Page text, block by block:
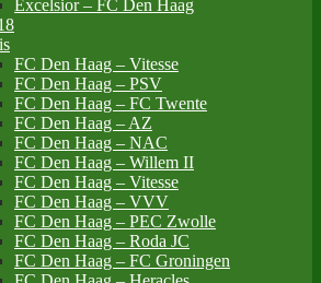
Excelsior – FC Den Haag
FC Den Haag – Vitesse
FC Den Haag – PSV
FC Den Haag – FC Twente
FC Den Haag – AZ
FC Den Haag – NAC
FC Den Haag – Willem II
FC Den Haag – Vitesse
FC Den Haag – VVV
FC Den Haag – PEC Zwolle
FC Den Haag – Roda JC
FC Den Haag – FC Groningen